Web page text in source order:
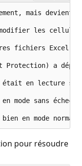
pour résoudre